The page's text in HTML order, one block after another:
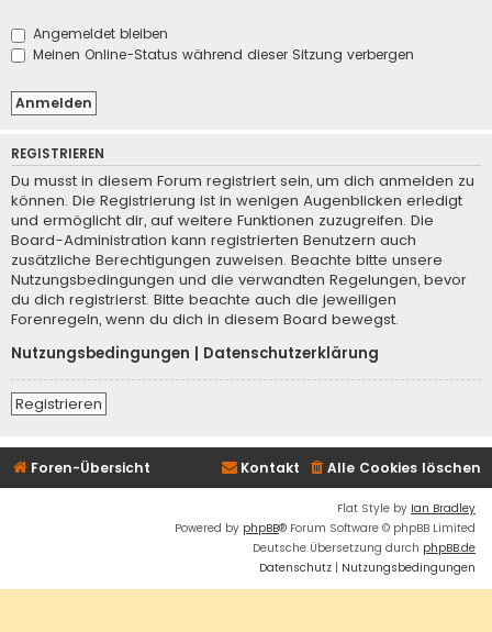
Angemeldet bleiben
Meinen Online-Status während dieser Sitzung verbergen
REGISTRIEREN
Du musst in diesem Forum registriert sein, um dich anmelden zu
können. Die Registrierung ist in wenigen Augenblicken erledigt
und ermöglicht dir, auf weitere Funktionen zuzugreifen. Die
Board-Administration kann registrierten Benutzern auch
zusätzliche Berechtigungen zuweisen. Beachte bitte unsere
Nutzungsbedingungen und die verwandten Regelungen, bevor
du dich registrierst. Bitte beachte auch die jeweiligen
Forenregeln, wenn du dich in diesem Board bewegst.
Nutzungsbedingungen
Datenschutzerklärung
Registrieren
Foren-Übersicht Alle Cookies löschen
Kontakt
Flat Style by Ian Bradley
Powered by phpBB® Forum Software © phpBB Limited
Deutsche Übersetzung durch phpBB.de
Datenschutz | Nutzungsbedingungen